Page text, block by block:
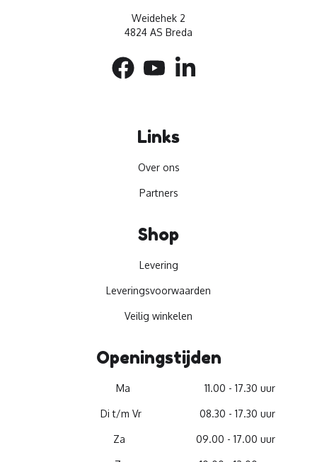
Weidehek 2
4824 AS Breda
Links
Over ons
Partners
Shop
Levering
Leveringsvoorwaarden
Veilig winkelen
Openingstijden
Ma 11.00 - 17.30 uur
Di t/m Vr 08.30 - 17.30 uur
Za 09.00 - 17.00 uur